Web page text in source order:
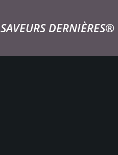
SAVEURS DERNIÈRES®